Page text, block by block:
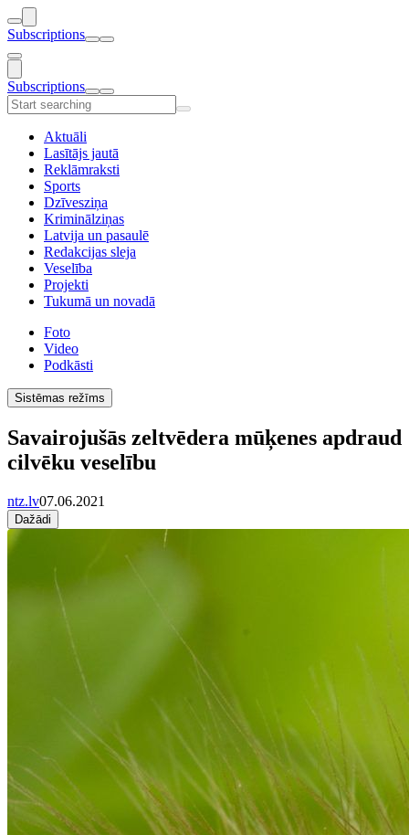
Subscriptions
Subscriptions
Aktuāli
Lasītājs jautā
Reklāmraksti
Sports
Dzīvesziņa
Kriminālziņas
Latvija un pasaulē
Redakcijas sleja
Veselība
Projekti
Tukumā un novadā
Foto
Video
Podkāsti
Sistēmas režīms
Savairojušās zeltvēdera mūķenes apdraud
cilvēku veselību
ntz.lv07.06.2021
Dažādi